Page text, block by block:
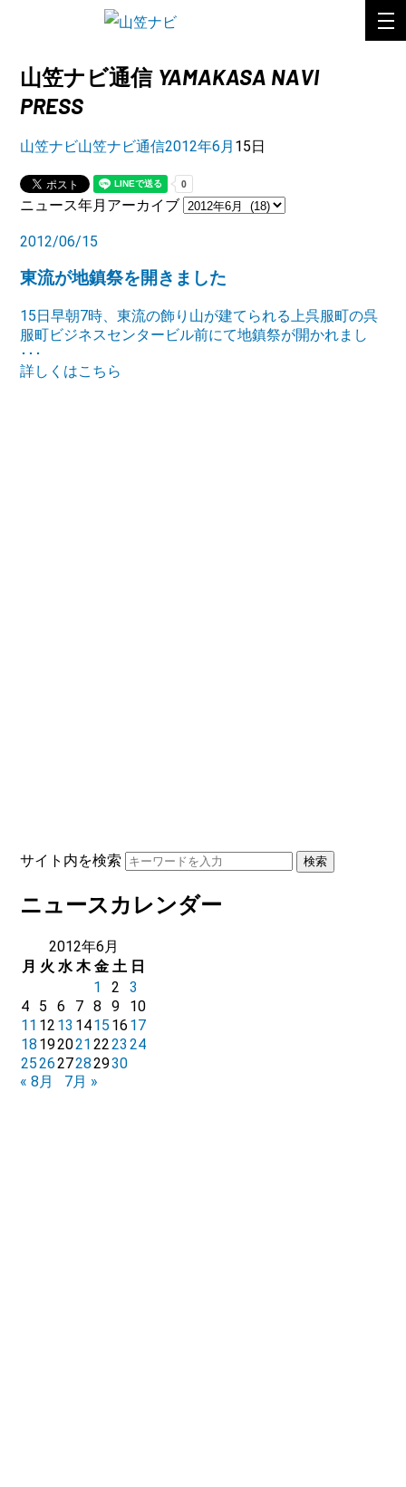
山笠ナビ通信 YAMAKASA NAVI
PRESS
山笠ナビ山笠ナビ通信2012年6月 15日
ニュース年月アーカイブ
2012/06/15
東流が地鎮祭を開きました
15日早朝7時、東流の飾り山が建てられる上呉服町の呉
服町ビジネスセンタービル前にて地鎮祭が開かれまし
･･･
詳しくはこちら
サイト内を検索
ニュースカレンダー
2012年6月
月 火 水 木 金 土 日
1
2
3
4
5 6 7 8 9
10
11 12 13 1415 16 17
18192021 2223 24
252627282930
« 8月
7月 »